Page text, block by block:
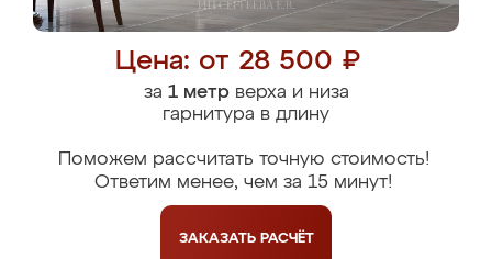
Цена: от 28 500 ₽
за 1 метрверха и низа
гарнитура в длину
Поможем рассчитать точную стоимость!
Ответим менее, чем за 15 минут!
ЗАКАЗАТЬ РАСЧЁТ